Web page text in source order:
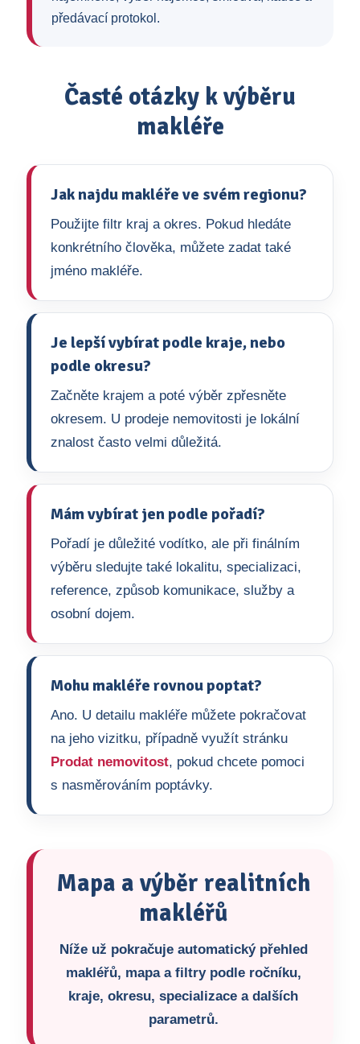
předávací protokol.
Časté otázky k výběru
makléře
Jak najdu makléře ve svém regionu?
Použijte filtr kraj a okres. Pokud hledáte
konkrétního člověka, můžete zadat také
jméno makléře.
Je lepší vybírat podle kraje, nebo
podle okresu?
Začněte krajem a poté výběr zpřesněte
okresem. U prodeje nemovitosti je lokální
znalost často velmi důležitá.
Mám vybírat jen podle pořadí?
Pořadí je důležité vodítko, ale při finálním
výběru sledujte také lokalitu, specializaci,
reference, způsob komunikace, služby a
osobní dojem.
Mohu makléře rovnou poptat?
Ano. U detailu makléře můžete pokračovat
na jeho vizitku, případně využít stránku
Prodat nemovitost, pokud chcete pomoci
s nasměrováním poptávky.
Mapa a výběr realitních
makléřů
Níže už pokračuje automatický přehled
makléřů, mapa a filtry podle ročníku,
kraje, okresu, specializace a dalších
parametrů.